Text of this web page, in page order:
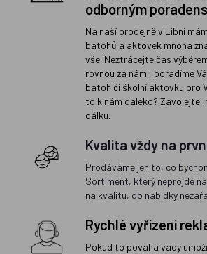
odborným
Na naší prodejně v Libni
batohů a aktovek mnoha
vše. Neztrácejte čas
rovnou za námi, poradíme
batoh či školní aktovku pro
to k nám daleko? Zavolejte,
dálku.
Kvalita vždy na
Prodáváme jen to, co
Sortiment, který neprojde
na kvalitu, do nabídky
Rychlé vyřízení
Pokud to povaha vady